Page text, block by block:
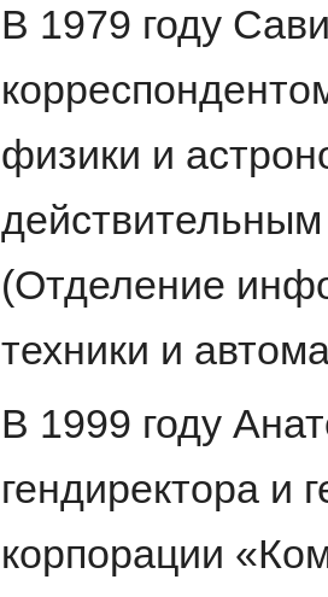
В 1979 году
физики и
(Отделение
техники и
В 1999 году
гендиректора и
корпорации